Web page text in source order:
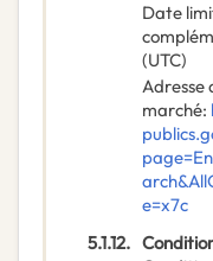
Date
(UTC)
Adresse
marché:
e=x7c
5.1.12.